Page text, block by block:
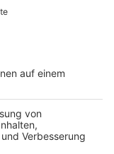
Millionen Euro
gibt
in Bedburg,
zwei Städte,
So hat
damit fast 2
eingenommen.